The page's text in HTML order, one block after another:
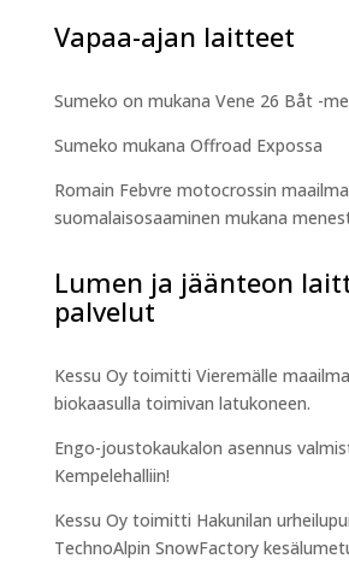
Vapaa-ajan laitteet
Sumeko on mukana Vene 26 Båt -
Sumeko mukana Offroad Expossa
Romain Febvre motocrossin
suomalaisosaaminen mukana
Lumen ja jäänteon
palvelut
Kessu Oy toimitti Vieremälle
biokaasulla toimivan latukoneen.
Engo-joustokaukalon asennus
Kempelehalliin!
Kessu Oy toimitti Hakunilan
TechnoAlpin SnowFactory